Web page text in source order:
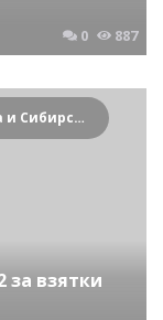
0 887
Криминальные новости Новосибирска и Сибирского региона
за взятки